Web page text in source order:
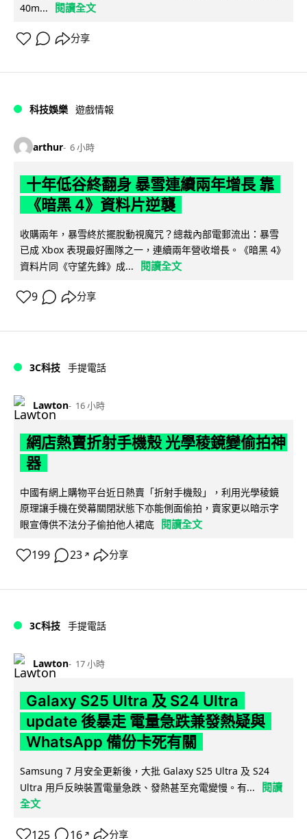
40m...
閱讀全文
分享
科技娛樂 遊戲情報
arthur 6 小時
十年低谷終翻身 暴雪連續兩年增長 靠
《暗黑 4》資料片逆襲
收購兩年，暴雪終於擺脫動視魔咒？總裁內部電郵流出：暴雪
已成 Xbox 表現最好團隊之一，連續兩年營收增長。《暗黑 4》
資料片同《守望先鋒》成...
閱讀全文
9 分享
3C科技 手提電話
Lawton 16 小時
網店熱賣折射手機殼 光學稜鏡變偷拍神
器
中國有網上購物平台近日熱賣「折射手機殼」，利用光學稜鏡
原理讓手機在熒幕關閉狀態下亦能側面偷拍，賣家更以暗示字
眼宣傳供不法分子偷拍他人裙底
閱讀全文
199 23 ↗ 分享
3C科技 手提電話
Lawton 17 小時
Galaxy S25 Ultra 及 S24 Ultra
update 後暴走 電量急跌兼發熱疑與
WhatsApp 備份卡死有關
Samsung 7 月安全更新後，大批 Galaxy S25 Ultra 及 S24
Ultra 用戶反映裝置電量急跌、發熱甚至充電變慢。有...
閱讀
全文
125 16 ↗ 分享